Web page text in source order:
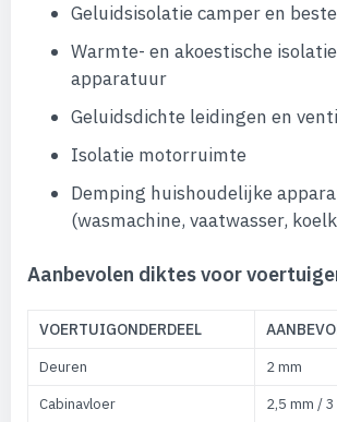
Geluidsisolatie camper en
Warmte- en akoestische
apparatuur
Geluidsdichte leidingen en
Isolatie motorruimte
Demping huishoudelijke
(wasmachine, vaatwasser,
Aanbevolen diktes voor
VOERTUIGONDERDEEL
Deuren
2 mm
Cabinavloer
2,5 mm / 3